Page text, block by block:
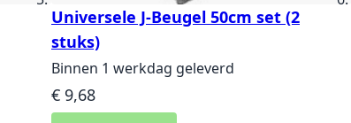
Universele J-Beugel 50cm set (2
stuks)
Binnen 1 werkdag geleverd
€ 9,68